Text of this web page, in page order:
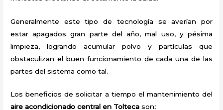
Generalmente este tipo de tecnología se averían por
estar apagados gran parte del año, mal uso, y pésima
limpieza, logrando acumular polvo y partículas que
obstaculizan el buen funcionamiento de cada una de las
partes del sistema como tal.
Los beneficios de solicitar a tiempo el mantenimiento del
aire acondicionado central en Toltecason: